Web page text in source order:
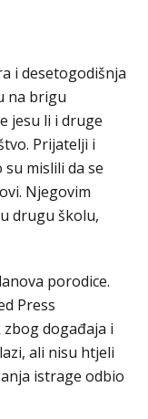
i desetogodišnja
na brigu
jesu li i druge
Prijatelji i
mislili da se
Njegovim
drugu školu,
porodice.
Press
događaja i
ali nisu htjeli
istrage odbio